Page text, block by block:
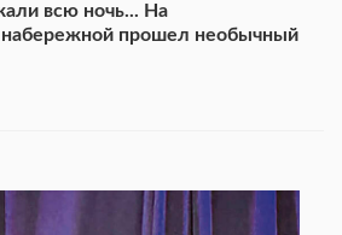
всю ночь... На
прошел необычный